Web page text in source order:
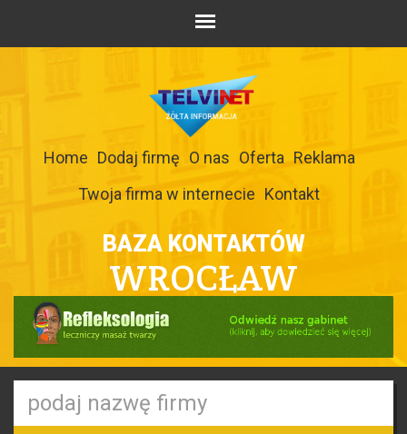
Home Dodaj firmę O nas Oferta Reklama
Twoja firma w internecie Kontakt
BAZA KONTAKTÓW
WROCŁAW